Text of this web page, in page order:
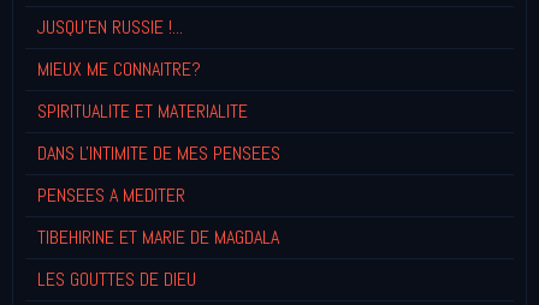
JUSQU'EN RUSSIE !...
MIEUX ME CONNAITRE?
SPIRITUALITE ET MATERIALITE
DANS L'INTIMITE DE MES PENSEES
PENSEES A MEDITER
TIBEHIRINE ET MARIE DE MAGDALA
LES GOUTTES DE DIEU